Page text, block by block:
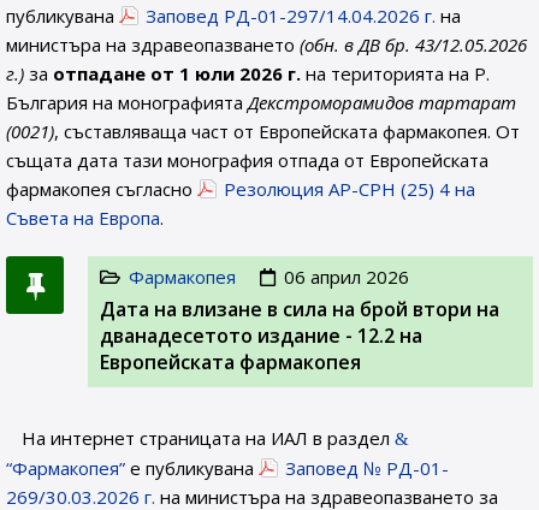
публикувана
Заповед РД-01-297/14.04.2026 г. на
министъра на здравеопазването (обн. в ДВ бр. 43/12.05.2026
г.) за отпадане от 1 юли 2026 г. на територията на Р.
България на монографиятаДекстроморамидов тартaрат
(0021), съставляваща част от Европейската фармакопея. От
същата дата тази монография отпада от Европейската
фармакопея съгласно
Резолюция AP-CPH (25) 4 на
Съвета на Европа.
Фармакопея 06 април 2026
Дата на влизане в сила на брой втори на
дванадесетото издание - 12.2 на
Европейската фармакопея
На интернет страницата на ИАЛ в раздел
“Фармакопея” е публикувана
Заповед № РД-01-
269/30.03.2026 г. на министъра на здравеопазването за